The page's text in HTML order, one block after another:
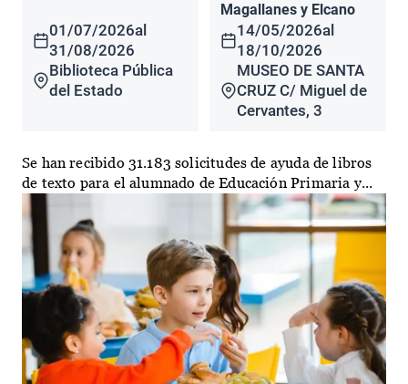
01/07/2026al
31/08/2026
Biblioteca Pública
del Estado
Magallanes y Elcano
14/05/2026al
18/10/2026
MUSEO DE SANTA
CRUZ C/ Miguel de
Cervantes, 3
Se han recibido 31.183 solicitudes de ayuda de libros
de texto para el alumnado de Educación Primaria y...